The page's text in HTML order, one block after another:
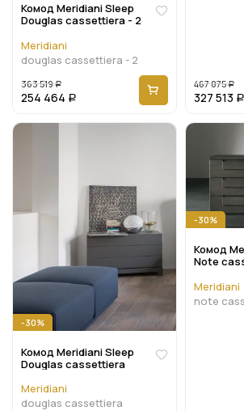
Комод Meridiani Sleep
Douglas cassettiera - 2
Meridiani
douglas cassettiera - 2
363 519 Р
254 464 Р
467 875 Р
327 513 Р
-30%
Комод Meridiani Sleep
Douglas cassettiera
Meridiani
douglas cassettiera
-30%
Комод
Note
Meridiani
note